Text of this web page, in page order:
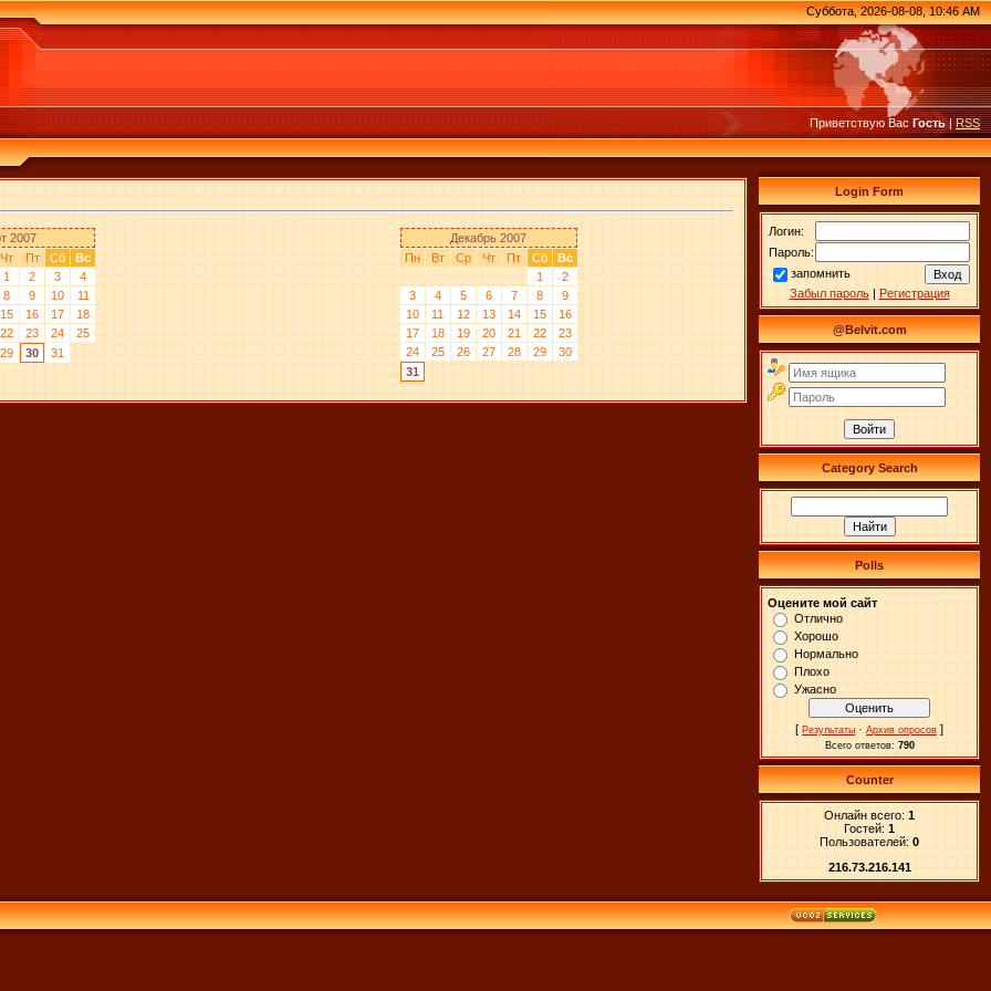
Суббота, 2026-08-08, 10:46 AM
Приветствую Вас Гость|RSS
2007
Чт Пт Сб
Вс
1
2 3
4
8 9 10
11
15 16 17
18
22 23 24
25
29 30 31
Декабрь 2007
Пн
Вт Ср Чт Пт Сб
Вс
1
2
3
4 5 6 7 8
9
10
11 12 13 14 15
16
17
18 19 20 21 22
23
24
25 26 27 28 29
30
31
Login Form
Логин:
Пароль:
запомнить
Забыл пароль| Регистрация
@Belvit.com
Category Search
Polls
Оцените мой сайт
Отлично
Хорошо
Нормально
Плохо
Ужасно
[ Результаты · Архив опросов ]
Всего ответов: 790
Counter
Онлайн всего: 1
Гостей: 1
Пользователей: 0
216.73.216.141